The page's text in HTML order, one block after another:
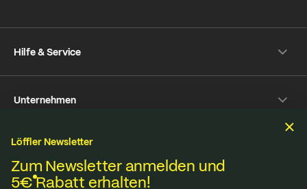
Hilfe & Service
Rückversand
Pflegetipps
Reparaturservice
Online-Streitschlichtungsplattform
Unternehmen
Nachhaltigkeit
Jobs & Karriere
Nachhaltigkeit
Stoffe aus eigener Strickerei in Ried im Innkreis,
Löffler Newsletter
Zum Newsletter anmelden und
5€Rabatt erhalten!